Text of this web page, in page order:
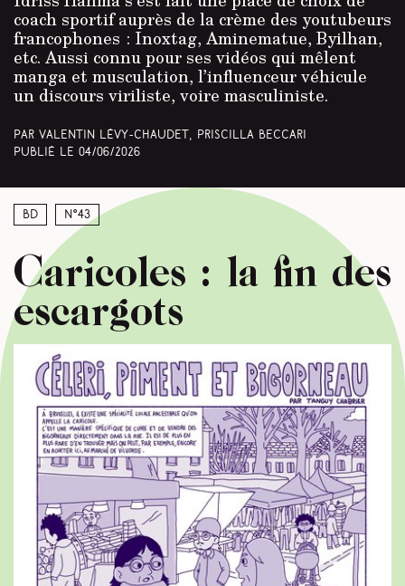
coach sportif auprès de la crème des youtubeurs
francophones : Inoxtag, Aminematue, Byilhan,
etc. Aussi connu pour ses vidéos qui mêlent
manga et musculation, l’influenceur véhicule
un discours viriliste, voire masculiniste.
Par Valentin Lévy-Chaudet, Priscilla Beccari
Publié le 04/06/2026
BD N°43
Caricoles : la fin des
escargots